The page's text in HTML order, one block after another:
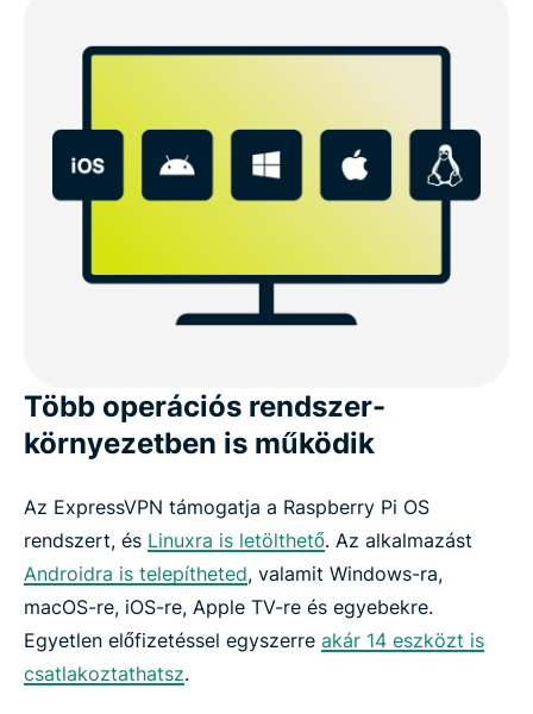
Több operációs rendszer-
környezetben is működik
Az ExpressVPN támogatja a Raspberry Pi OS
rendszert, és Linuxra is letölthető. Az alkalmazást
Androidra is telepítheted, valamit Windows-ra,
macOS-re, iOS-re, Apple TV-re és egyebekre.
Egyetlen előfizetéssel egyszerre akár 14 eszközt is
csatlakoztathatsz.